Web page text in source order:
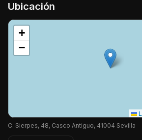
Ubicación
+
−
C. Sierpes, 48, Casco Antiguo, 41004 Sevilla